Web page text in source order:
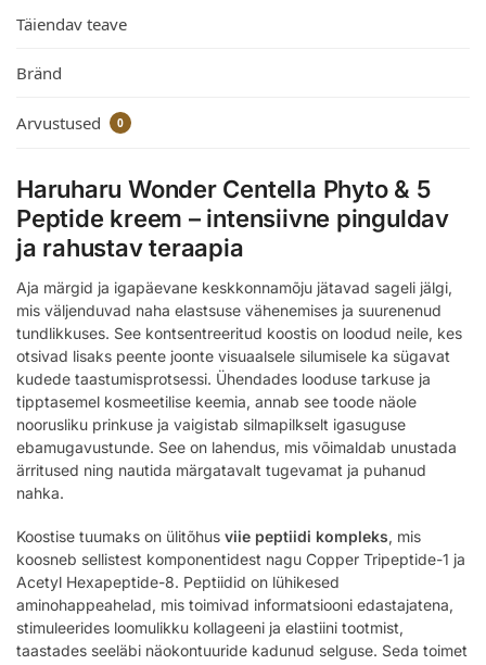
Täiendav teave
Bränd
Arvustused 0
Haruharu Wonder Centella Phyto & 5
Peptide kreem – intensiivne pinguldav
ja rahustav teraapia
Aja märgid ja igapäevane keskkonnamõju jätavad sageli jälgi,
mis väljenduvad naha elastsuse vähenemises ja suurenenud
tundlikkuses. See kontsentreeritud koostis on loodud neile, kes
otsivad lisaks peente joonte visuaalsele silumisele ka sügavat
kudede taastumisprotsessi. Ühendades looduse tarkuse ja
tipptasemel kosmeetilise keemia, annab see toode näole
noorusliku prinkuse ja vaigistab silmapilkselt igasuguse
ebamugavustunde. See on lahendus, mis võimaldab unustada
ärritused ning nautida märgatavalt tugevamat ja puhanud
nahka.
Koostise tuumaks on ülitõhus viie peptiidi kompleks, mis
koosneb sellistest komponentidest nagu Copper Tripeptide-1 ja
Acetyl Hexapeptide-8. Peptiidid on lühikesed
aminohappeahelad, mis toimivad informatsiooni edastajatena,
stimuleerides loomulikku kollageeni ja elastiini tootmist,
taastades seeläbi näokontuuride kadunud selguse. Seda toimet